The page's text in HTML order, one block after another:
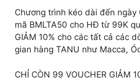
Chương trình kéo dài đến ngày
mã BMLTA50 cho HĐ từ 99K
GIẢM 10% cho các tất cả các
gian hàng TANU như Macca,
CHỈ CÒN 99 VOUCHER GIẢM